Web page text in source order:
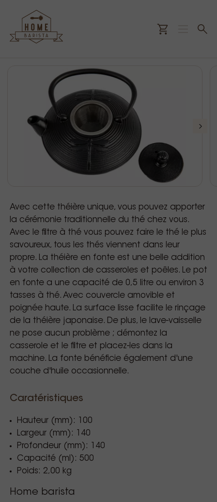
Avec cette théière unique, vous pouvez apporter
la cérémonie traditionnelle du thé chez vous.
Avec le filtre à thé vous pouvez faire le thé le plus
savoureux, tous les thés viennent dans leur
propre. La théière en fonte est une belle addition
à votre collection de casseroles et poêles. Le pot
en fonte a une capacité de 0,5 litre ou environ 3
tasses à thé. Avec couvercle amovible et
poignée haute. La surface lisse facilite le rinçage
de la théière japonaise. De plus, le lave-vaisselle
ne pose aucun problème ; démontez la
casserole et le filtre et placez-les dans la
machine. La fonte bénéficie également d'une
couche d'huile occasionnelle.
Caratéristiques
Hauteur (mm): 100
Largeur (mm): 140
Profondeur (mm): 140
Capacité (ml): 500
Poids: 2,00 kg
Home barista